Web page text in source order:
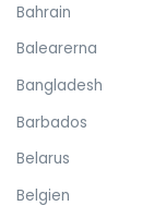
Bahrain
Balearerna
Bangladesh
Barbados
Belarus
Belgien